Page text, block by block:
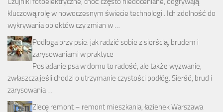
kluczową rolę w nowoczesnym świecie technologii. Ich zdolność do
wykrywania obiektów czy zmian w …
Podłoga przy psie: jak radzić sobie z sierścią, brudem i
zarysowaniami w praktyce
Posiadanie psa w domu to radość, ale także wyzwanie,
zwłaszcza jeśli chodzi o utrzymanie czystości podłóg. Sierść, brud i
zarysowania …
Zlecę remont – remont mieszkania, łazienek Warszawa